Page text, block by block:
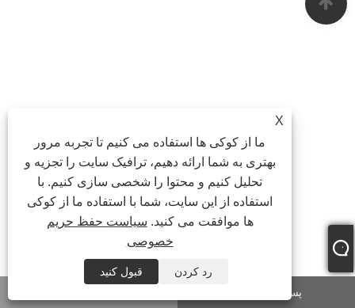
X
ما از کوکی ها استفاده می کنیم تا تجربه مرور
بهتری به شما ارائه دهیم، ترافیک سایت را تجزیه و
تحلیل کنیم و محتوا را شخصی سازی کنیم. با
استفاده از این سایت، شما با استفاده ما از کوکی
ها موافقت می کنید. سیاست حفظ حریم
خصوصی
رد کردن
قبول کنید
پست الکترونیک